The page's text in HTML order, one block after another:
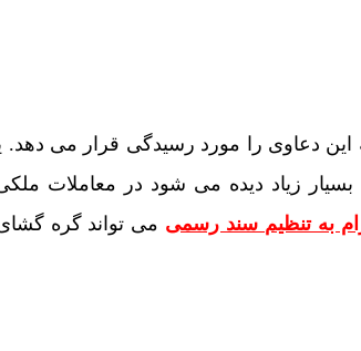
دعاوی را مورد رسیدگی قرار می
زیاد دیده می شود در معاملات
به تنظیم سند رسمی می تواند گره